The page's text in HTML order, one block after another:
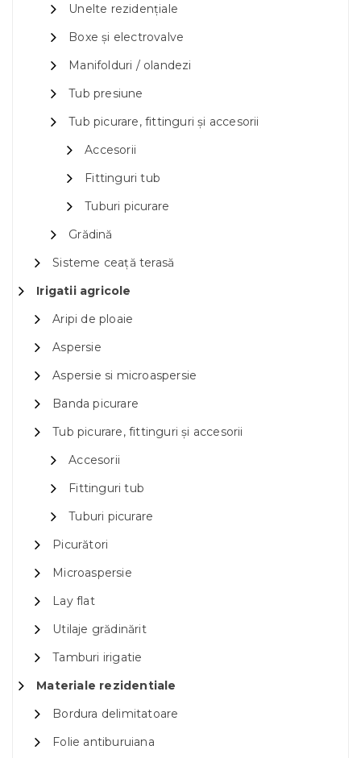
Unelte rezidențiale
Boxe și electrovalve
Manifolduri / olandezi
Tub presiune
Tub picurare, fittinguri și accesorii
Accesorii
Fittinguri tub
Tuburi picurare
Grădină
Sisteme ceață terasă
Irigatii agricole
Aripi de ploaie
Aspersie
Aspersie si microaspersie
Banda picurare
Tub picurare, fittinguri și accesorii
Accesorii
Fittinguri tub
Tuburi picurare
Picurători
Microaspersie
Lay flat
Utilaje grădinărit
Tamburi irigatie
Materiale rezidentiale
Bordura delimitatoare
Folie antiburuiana